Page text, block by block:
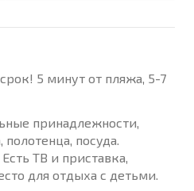
5 минут от пляжа, 5-7
принадлежности,
посуда.
ТВ и приставка,
для отдыха с детьми.